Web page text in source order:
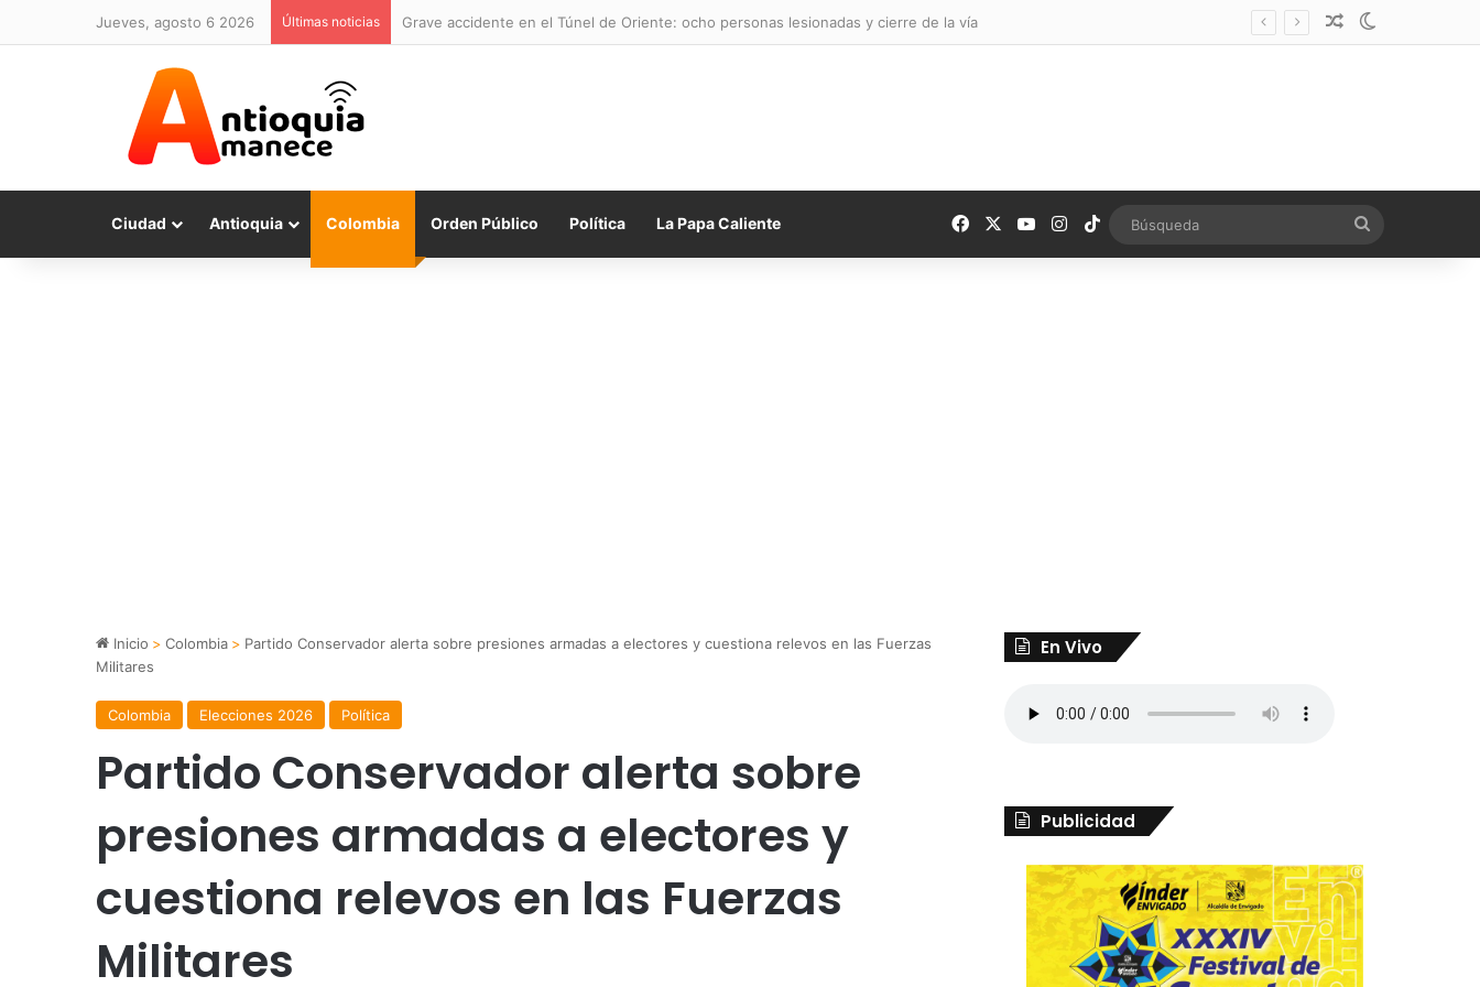
jueves, agosto 6 2026 Últimas noticias Grave accidente en el Túnel de Oriente: ocho personas lesionadas y cierre de la vía Noticia aleatoria
Ciudad Antioquia Colombia Orden Público Política La Papa Caliente FacebookYouTubeInstagram
TikTok
Inicio > Colombia > Partido Conservador alerta sobre presiones armadas a electores y cuestiona relevos en las Fuerzas
Militares
Colombia Elecciones 2026 Política
Partido Conservador alerta sobre
presiones armadas a electores y
cuestiona relevos en las Fuerzas
Militares
En Vivo
Publicidad